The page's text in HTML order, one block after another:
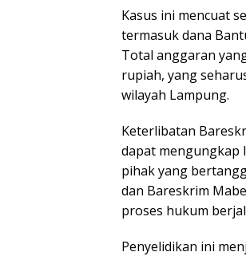
Kasus ini mencuat
termasuk dana
Total anggaran
rupiah, yang
wilayah Lampung.
Keterlibatan
dapat mengungkap
pihak yang
dan Bareskrim
proses hukum
Penyelidikan ini